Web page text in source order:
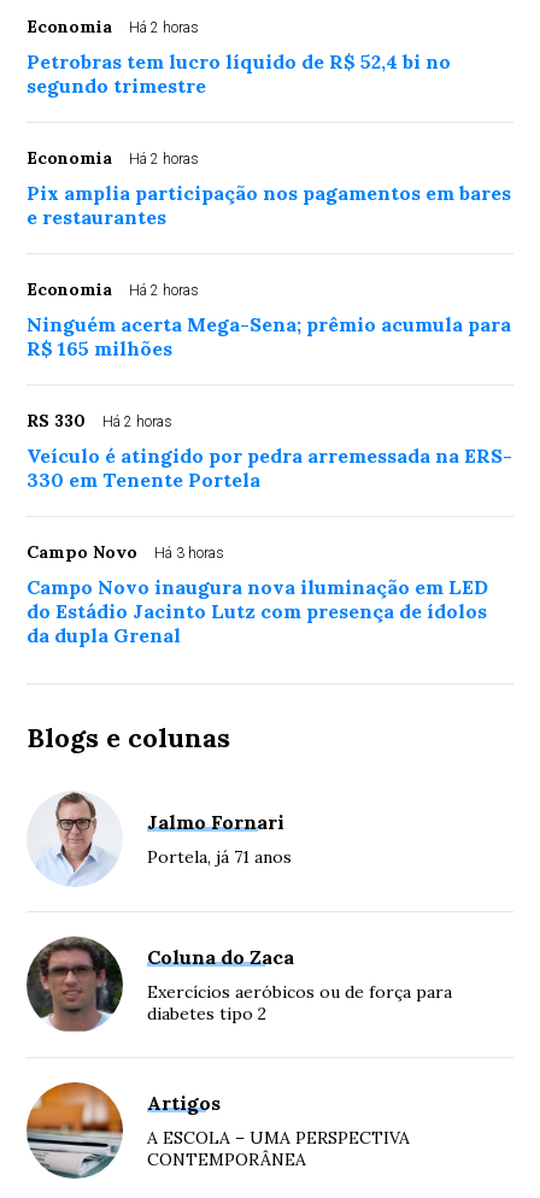
Economia Há 2 horas
Petrobras tem lucro líquido de R$ 52,4 bi no
segundo trimestre
Economia Há 2 horas
Pix amplia participação nos pagamentos em bares
e restaurantes
Economia Há 2 horas
Ninguém acerta Mega-Sena; prêmio acumula para
R$ 165 milhões
RS 330 Há 2 horas
Veículo é atingido por pedra arremessada na ERS-
330 em Tenente Portela
Campo Novo Há 3 horas
Campo Novo inaugura nova iluminação em LED
do Estádio Jacinto Lutz com presença de ídolos
da dupla Grenal
Blogs e colunas
Jalmo Fornari
Portela, já 71 anos
Coluna do Zaca
Exercícios aeróbicos ou de força para
diabetes tipo 2
Artigos
A ESCOLA – UMA PERSPECTIVA
CONTEMPORÂNEA